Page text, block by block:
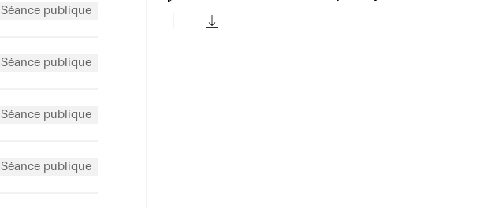
Séance publique
Séance publique
Séance publique
Séance publique